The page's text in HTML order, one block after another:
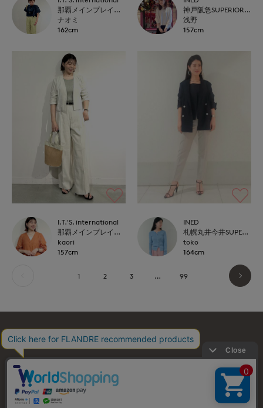
那覇メインプレイスI.T.'S.international
ナオミ
162cm
神戸阪急SUPERIORCLOSET
浅野
157cm
I.T.'S. international
那覇メインプレイスI.T.'S.international
kaori
157cm
INED
札幌丸井今井SUPERIOR CLOSET
toko
164cm
1 2 3 … 99
お問い合わせ 利用規約 プライバシーポリシー
特定商取引・古物営業法に基づく表示